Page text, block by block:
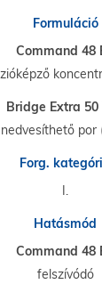
Formuláció
Command 48
Bridge Extra 50
nedvesíthető por
Forg.
I.
Hatásmód
Command 48
felszívódó